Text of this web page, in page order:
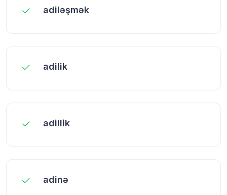
adiləşmək
adilik
adillik
adinə